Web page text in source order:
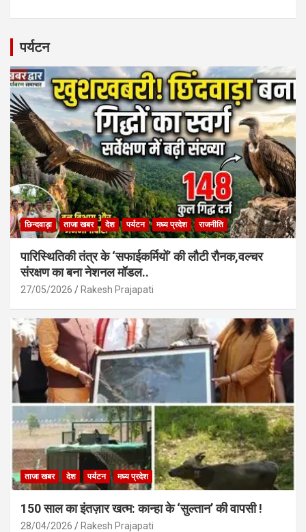
b
o
o
k
A
p
p
पर्यटन
छिन्दवाड़ा ताजा खबर देश पर्यटन मध्य प्रदेश राजनीति
पारिस्थितिकी तंत्र के ‘सफाईकर्मियों’ की लौटी रौनक,वल्चर
संरक्षण का बना नेशनल मॉडल..
27/05/2026 Rakesh Prajapati
ताजा खबर देश पर्यटन मध्य प्रदेश
150 साल का इंतज़ार खत्म: कान्हा के ‘सुल्तान’ की वापसी !
28/04/2026 Rakesh Prajapati